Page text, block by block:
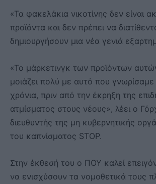
«Τα φακελάκια νικοτίνης δεν είναι
προϊόντα και δεν πρέπει να
δημιουργήσουν μια νέα γενιά
«Το μάρκετινγκ των προϊόντων
μοιάζει πολύ με αυτό που γνωρίσαμε
χρόνια, πριν από την έκρηξη της
ατμίσματος στους νέους», λέει ο
διευθυντής της μη κυβερνητικής
του καπνίσματος STOP.
Στην έκθεσή του ο ΠΟΥ καλεί
να ενισχύσουν τα νομοθετικά τους